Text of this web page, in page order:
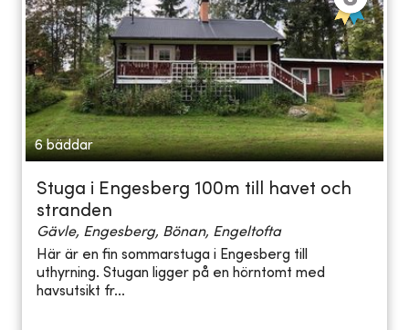
6 bäddar
Stuga i Engesberg 100m till havet och
stranden
Gävle, Engesberg, Bönan, Engeltofta
Här är en fin sommarstuga i Engesberg till
uthyrning. Stugan ligger på en hörntomt med
havsutsikt fr...